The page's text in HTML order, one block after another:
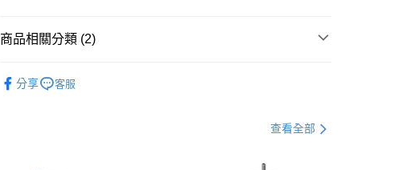
相關說明
1.本服務由台灣大哥大提供，台灣大哥大用戶可立即使用無須另外申請。
2.付款方式選擇「大哥付你分期」，訂單成立後會自動跳轉到大哥付的交易
3.實際核准額度、可分期數及費用金額請依後續交易確認頁面所載為準。
消。如遇「轉專審核」未通過狀況，表示未達大哥付你分期系統評分，恕
商品相關分類 (2)
分享 客服
查看全部